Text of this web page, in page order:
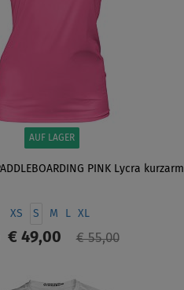
AUF LAGER
PINK Lycra kurzarm
XS S M L XL
€ 49,00 € 55,00
ANZEIGEN